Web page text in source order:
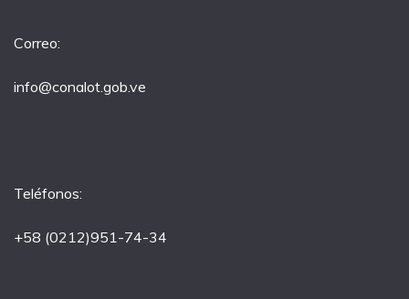
Correo:
info@conalot.gob.ve
Teléfonos:
+58 (0212)951-74-34